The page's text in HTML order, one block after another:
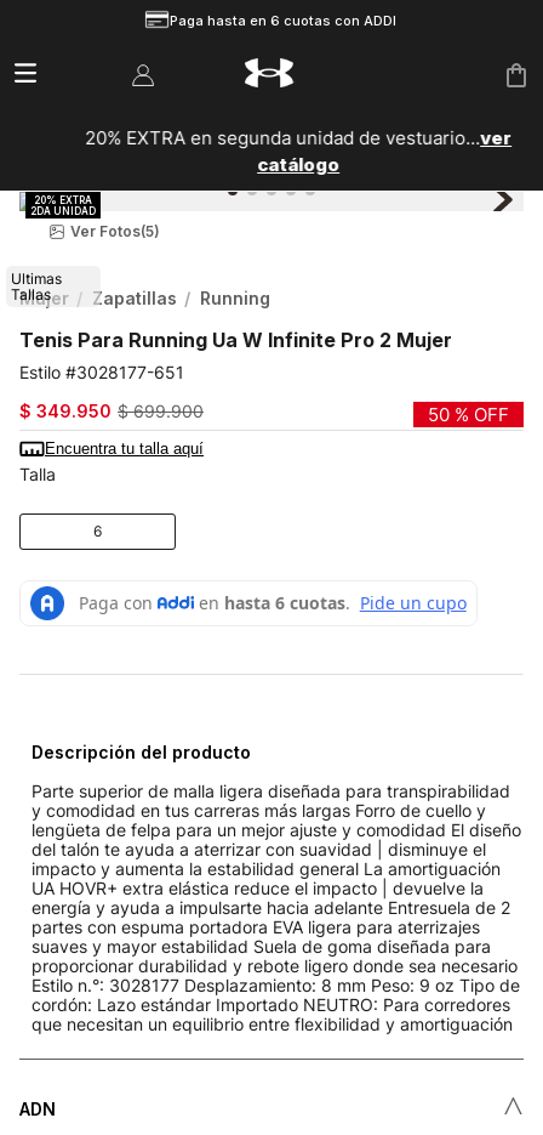
Paga hasta en 6 cuotas con ADDI
20% EXTRA en segunda unidad de vestuario...ver
catálogo
Ultimas
Tallas
Ver Fotos(5)
Mujer Zapatillas Running
Tenis Para Running Ua W Infinite Pro 2 Mujer
3028177-651
$ 349.950 $ 699.900 50 % OFF
Encuentra tu talla aquí
Talla
6
Descripción del producto
Parte superior de malla ligera diseñada para transpirabilidad
y comodidad en tus carreras más largas Forro de cuello y
lengüeta de felpa para un mejor ajuste y comodidad El diseño
del talón te ayuda a aterrizar con suavidad | disminuye el
impacto y aumenta la estabilidad general La amortiguación
UA HOVR+ extra elástica reduce el impacto | devuelve la
energía y ayuda a impulsarte hacia adelante Entresuela de 2
partes con espuma portadora EVA ligera para aterrizajes
suaves y mayor estabilidad Suela de goma diseñada para
proporcionar durabilidad y rebote ligero donde sea necesario
Estilo n.°: 3028177 Desplazamiento: 8 mm Peso: 9 oz Tipo de
cordón: Lazo estándar Importado NEUTRO: Para corredores
que necesitan un equilibrio entre flexibilidad y amortiguación
ADN ˄